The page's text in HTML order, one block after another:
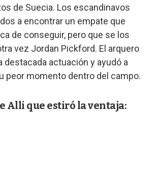
de Suecia. Los escandinavos
a encontrar un empate que
de conseguir, pero que se los
vez Jordan Pickford. El arquero
destacada actuación y ayudó a
peor momento dentro del campo.
Alli que estiró la ventaja: